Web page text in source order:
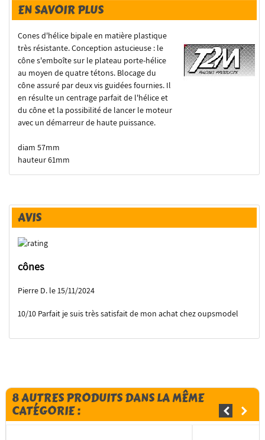
EN SAVOIR PLUS
Cones d'hélice bipale en matière plastique
très résistante. Conception astucieuse : le
cône s'emboîte sur le plateau porte-hélice
au moyen de quatre tétons. Blocage du
cône assuré par deux vis guidées fournies. Il
en résulte un centrage parfait de l'hélice et
du cône et la possibilité de lancer le moteur
avec un démarreur de haute puissance.
diam 57mm
hauteur 61mm
AVIS
cônes
Pierre D. le 15/11/2024
10/10 Parfait je suis très satisfait de mon achat chez oupsmodel
8 AUTRES PRODUITS DANS LA MÊME
CATÉGORIE :